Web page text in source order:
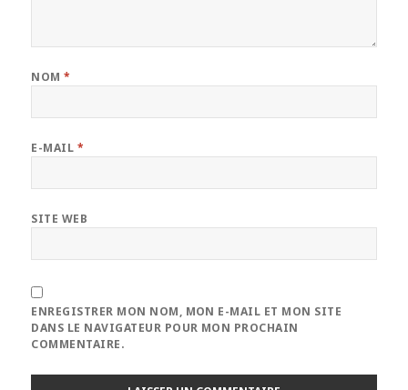
NOM*
E-MAIL *
SITE WEB
ENREGISTRER MON NOM, MON E-MAIL ET MON SITE
DANS LE NAVIGATEUR POUR MON PROCHAIN
COMMENTAIRE.